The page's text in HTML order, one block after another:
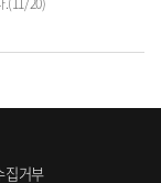
집거부